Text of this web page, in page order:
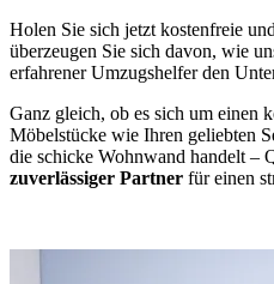
Holen Sie sich jetzt kostenfreie und
überzeugen Sie sich davon, wie
erfahrener Umzugshelfer den
Ganz gleich, ob es sich um einen
Möbelstücke wie Ihren geliebten
die schicke Wohnwand handelt –
zuverlässiger Partner für einen